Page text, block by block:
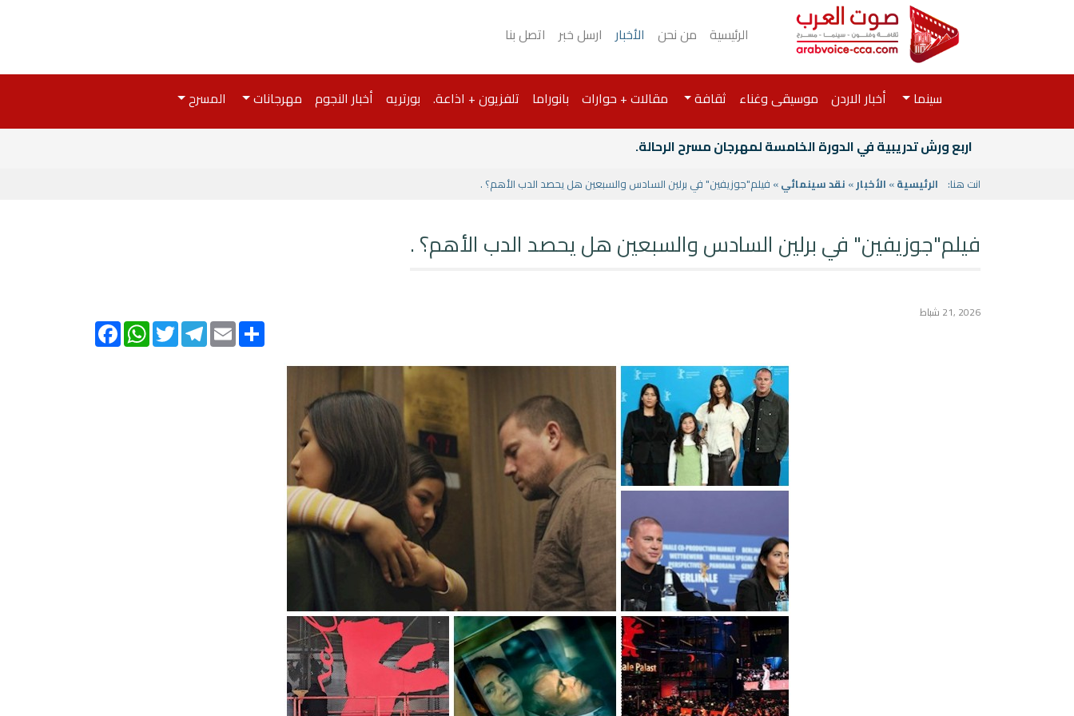
الرئيسية من نحن الأخبار ارسل خبر اتصل بنا
سينما أخبار الاردن موسيقى وغناء ثقافة مقالات + حوارات بانوراما تلفزيون + اذاعة. بورتريه أخبار النجوم مهرجانات
المسرح
اربع ورش تدريبية في الدورة الخامسة لمهرجان مسرح الرحالة.
انت هنا: الرئيسية» الأخبار» نقد سينمائي» فيلم"جوزيفين" في برلين السادس والسبعين هل يحصد الدب الأهم؟ .
فيلم"جوزيفين" في برلين السادس والسبعين هل يحصد الدب الأهم؟ .
2026 ,21 شباط
Facebook
WhatsAppTwitterTelegramEmailShare